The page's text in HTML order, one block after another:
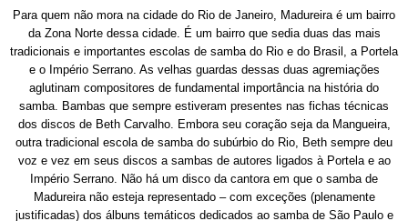
Para quem não mora na cidade do Rio de Janeiro, Madureira é um bairro
da Zona Norte dessa cidade. É um bairro que sedia duas das mais
tradicionais e importantes escolas de samba do Rio e do Brasil, a Portela
e o Império Serrano. As velhas guardas dessas duas agremiações
aglutinam compositores de fundamental importância na história do
samba. Bambas que sempre estiveram presentes nas fichas técnicas
dos discos de Beth Carvalho. Embora seu coração seja da Mangueira,
outra tradicional escola de samba do subúrbio do Rio, Beth sempre deu
voz e vez em seus discos a sambas de autores ligados à Portela e ao
Império Serrano. Não há um disco da cantora em que o samba de
Madureira não esteja representado – com exceções (plenamente
justificadas) dos álbuns temáticos dedicados ao samba de São Paulo e